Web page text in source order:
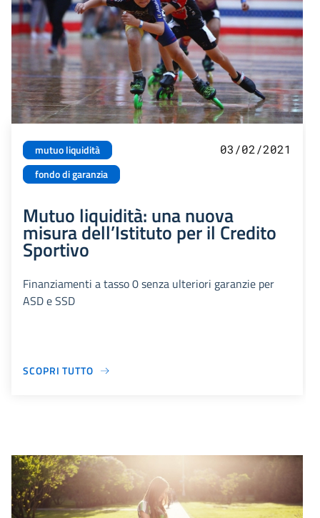
mutuo liquidità
fondo di garanzia
03/02/2021
Mutuo liquidità: una nuova
misura dell’Istituto per il Credito
Sportivo
Finanziamenti a tasso 0 senza ulteriori garanzie per
ASD e SSD
SCOPRI TUTTO